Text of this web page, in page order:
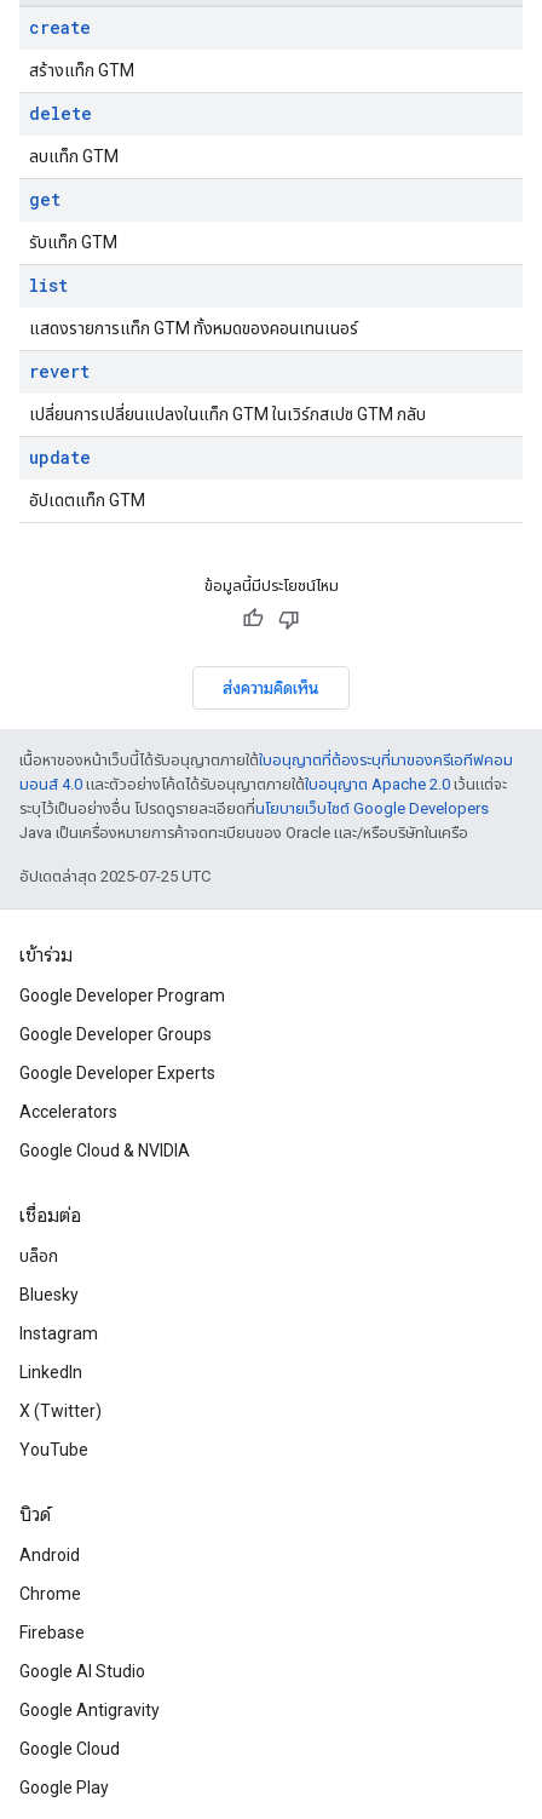
create
สร้างแท็ก GTM
delete
ลบแท็ก GTM
get
รับแท็ก GTM
list
แสดงรายการแท็ก GTM ทั้งหมดของคอนเทนเนอร์
revert
เปลี่ยนการเปลี่ยนแปลงในแท็ก GTM ในเวิร์กสเปซ GTM กลับ
update
อัปเดตแท็ก GTM
ข้อมูลนี้มีประโยชน์ไหม
ส่งความคิดเห็น
เนื้อหาของหน้าเว็บนี้ได้รับอนุญาตภายใต้ใบอนุญาตที่ต้องระบุที่มาของครีเอทีฟคอม
มอนส์ 4.0 และตัวอย่างโค้ดได้รับอนุญาตภายใต้ใบอนุญาต Apache 2.0 เว้นแต่จะ
ระบุไว้เป็นอย่างอื่น โปรดดูรายละเอียดที่นโยบายเว็บไซต์ Google Developers
Java เป็นเครื่องหมายการค้าจดทะเบียนของ Oracle และ/หรือบริษัทในเครือ
อัปเดตล่าสุด 2025-07-25 UTC
เข้าร่วม
Google Developer Program
Google Developer Groups
Google Developer Experts
Accelerators
Google Cloud & NVIDIA
เชื่อมต่อ
บล็อก
Bluesky
Instagram
LinkedIn
X (Twitter)
YouTube
บิวด์
Android
Chrome
Firebase
Google AI Studio
Google Antigravity
Google Cloud
Google Play